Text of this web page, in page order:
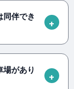
伴でき
があり